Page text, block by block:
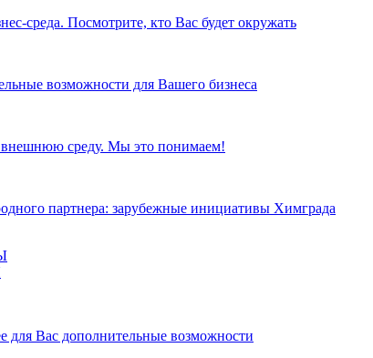
среда. Посмотрите, кто Вас будет окружать
возможности для Вашего бизнеса
среду. Мы это понимаем!
партнера: зарубежные инициативы Химграда
Вас дополнительные возможности